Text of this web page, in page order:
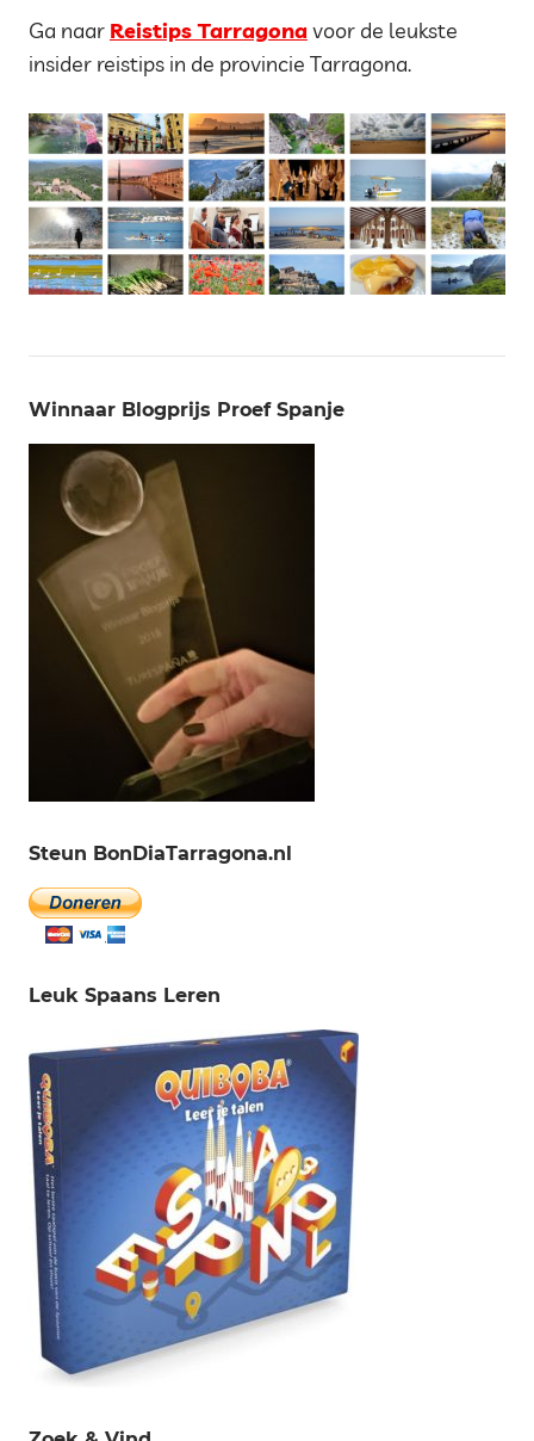
Ga naar Reistips Tarragona voor de leukste
insider reistips in de provincie Tarragona.
Winnaar Blogprijs Proef Spanje
Steun BonDiaTarragona.nl
Leuk Spaans Leren